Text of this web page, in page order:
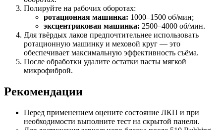
Полируйте на рабочих оборотах:
ротационная машинка: 1000–1500 об/мин;
эксцентриковая машинка: 2500–4000 об/мин.
Для твёрдых лаков предпочтительнее использовать
ротационную машинку и меховой круг — это
обеспечивает максимальную эффективность съёма.
После обработки удалите остатки пасты мягкой
микрофиброй.
Рекомендации
Перед применением оцените состояние ЛКП и при
необходимости выполните тест на скрытой панели.